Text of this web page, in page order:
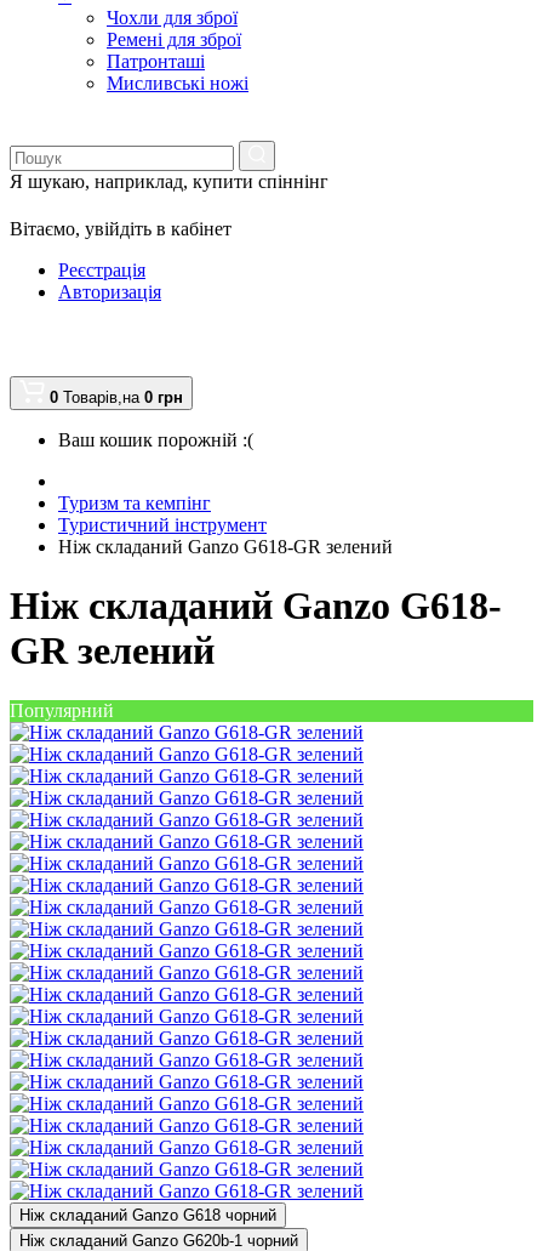
Чохли для зброї
Ремені для зброї
Патронташі
Мисливські ножі
Я шукаю, наприклад, купити спіннінг
Вітаємо, увійдіть в кабінет
Реєстрація
Авторизація
0 Товарів,на 0 грн
Ваш кошик порожній :(
Туризм та кемпінг
Туристичний інструмент
Ніж складаний Ganzo G618-GR зелений
Ніж складаний Ganzo G618-
GR зелений
Популярний
Ніж складаний Ganzo G618 чорний
Ніж складаний Ganzo G620b-1 чорний